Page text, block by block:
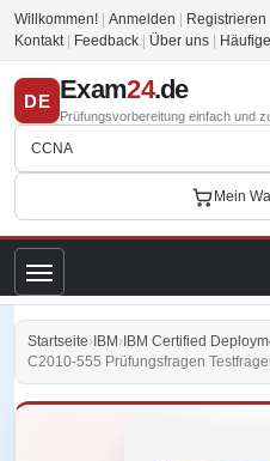
Willkommen! Anmelden
Registrieren
Kontakt
Feedback Über uns
DE Exam24.de
Prüfungsvorbereitung einfach und
Mein
Startseite› IBM › IBM Certified
C2010-555 Prüfungsfragen